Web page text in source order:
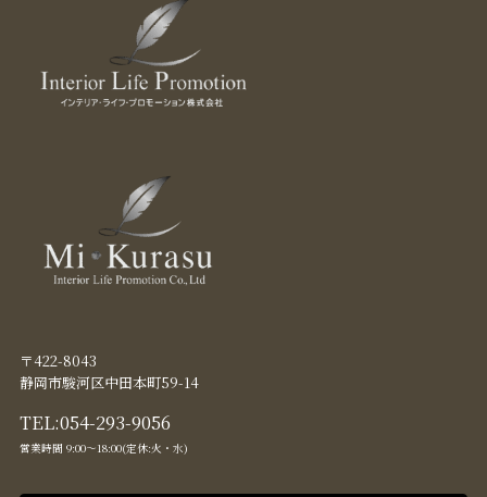
〒422-8043
静岡市駿河区中田本町59-14
TEL:054-293-9056
営業時間 9:00〜18:00(定休:火・水)